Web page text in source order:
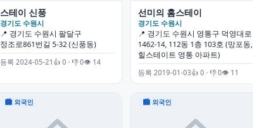
스테이 신풍
경기도 수원시
📍 경기도 수원시 팔달구
정조로861번길 5-32 (신풍동)
등록 2024-05-21 👍 0 · 👎 0👁 14
선미의 홈스테이
경기도 수원시
📍 경기도 수원시 영통구 덕영대로
1462-14, 112동 1층 103호 (망포동,
힐스테이트 영통 아파트)
등록 2019-01-03👍 0 · 👎 0👁 11
🏙 외국인 🏙 외국인